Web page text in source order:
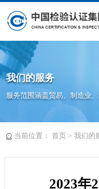
我们的服务
服务范围涵盖贸易、制造业
当前位置： 首页> 我们的
2023年